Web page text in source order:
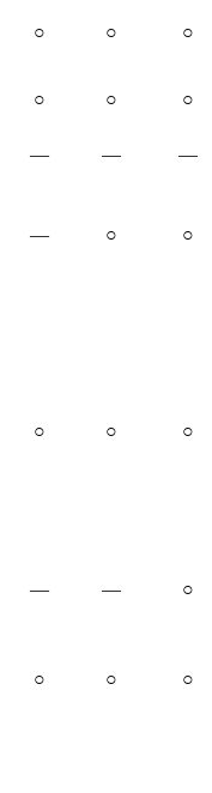
○ ○ ○
○ ○ ○
― ― ―
― ○ ○
○ ○ ○
― ― ○
○ ○ ○